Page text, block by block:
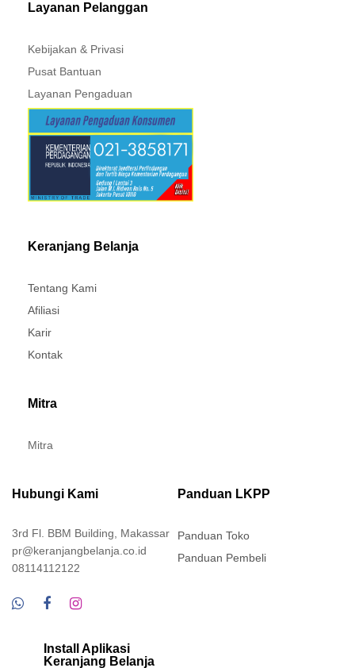
Layanan Pelanggan
Kebijakan & Privasi
Pusat Bantuan
Layanan Pengaduan
Keranjang Belanja
Tentang Kami
Afiliasi
Karir
Kontak
Mitra
Mitra
Hubungi Kami
3rd Fl. BBM Building, Makassar
pr@keranjangbelanja.co.id
08114112122
Panduan LKPP
Panduan Toko
Panduan Pembeli
Install Aplikasi
Keranjang Belanja